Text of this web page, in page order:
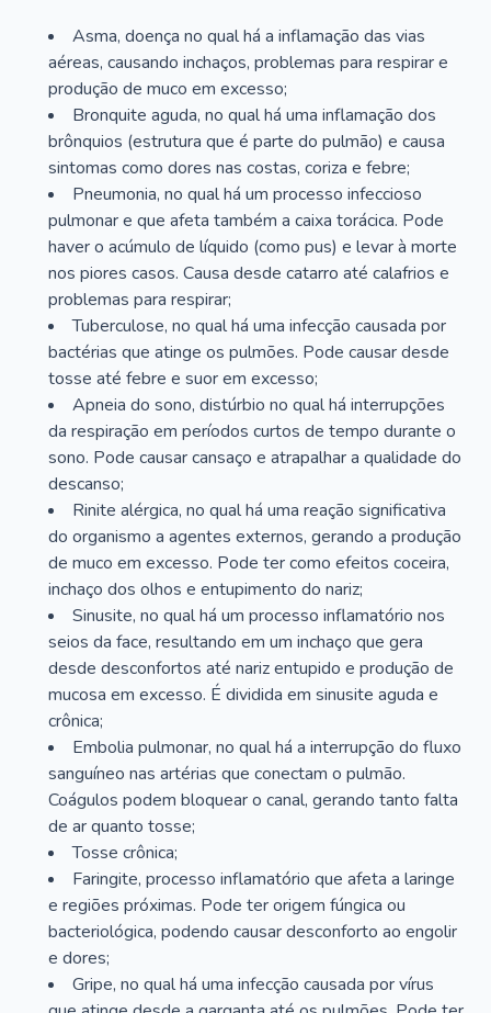
Asma, doença no qual há a inflamação das vias
aéreas, causando inchaços, problemas para respirar e
produção de muco em excesso;
Bronquite aguda, no qual há uma inflamação dos
brônquios (estrutura que é parte do pulmão) e causa
sintomas como dores nas costas, coriza e febre;
Pneumonia, no qual há um processo infeccioso
pulmonar e que afeta também a caixa torácica. Pode
haver o acúmulo de líquido (como pus) e levar à morte
nos piores casos. Causa desde catarro até calafrios e
problemas para respirar;
Tuberculose, no qual há uma infecção causada por
bactérias que atinge os pulmões. Pode causar desde
tosse até febre e suor em excesso;
Apneia do sono, distúrbio no qual há interrupções
da respiração em períodos curtos de tempo durante o
sono. Pode causar cansaço e atrapalhar a qualidade do
descanso;
Rinite alérgica, no qual há uma reação significativa
do organismo a agentes externos, gerando a produção
de muco em excesso. Pode ter como efeitos coceira,
inchaço dos olhos e entupimento do nariz;
Sinusite, no qual há um processo inflamatório nos
seios da face, resultando em um inchaço que gera
desde desconfortos até nariz entupido e produção de
mucosa em excesso. É dividida em sinusite aguda e
crônica;
Embolia pulmonar, no qual há a interrupção do fluxo
sanguíneo nas artérias que conectam o pulmão.
Coágulos podem bloquear o canal, gerando tanto falta
de ar quanto tosse;
Tosse crônica;
Faringite, processo inflamatório que afeta a laringe
e regiões próximas. Pode ter origem fúngica ou
bacteriológica, podendo causar desconforto ao engolir
e dores;
Gripe, no qual há uma infecção causada por vírus